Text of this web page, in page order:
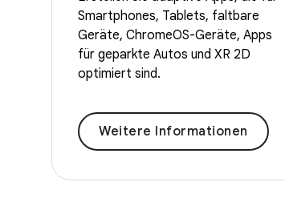
Smartphones, Tablets, faltbare
Geräte, ChromeOS-Geräte, Apps
für geparkte Autos und XR 2D
optimiert sind.
Weitere Informationen